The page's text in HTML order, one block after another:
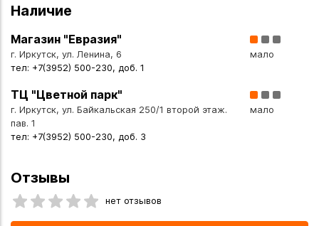
Наличие
Магазин "Евразия"
г. Иркутск, ул. Ленина, 6
тел: +7(3952) 500-230, доб. 1
мало
ТЦ "Цветной парк"
г. Иркутск, ул. Байкальская 250/1 второй этаж.
пав. 1
тел: +7(3952) 500-230, доб. 3
мало
Отзывы
нет отзывов